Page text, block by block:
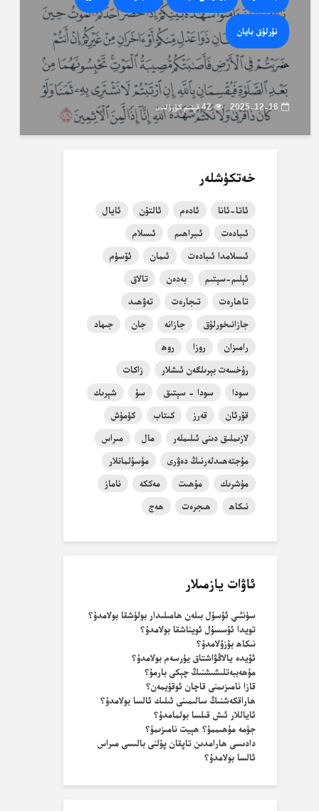
نۇرلۇق بايان
...
2025-12-16 42 قېتىم كۆرۈلدى
خەتكۈشلەر
ئاتا-ئانا ئادەم ئالتۇن
ئايال
ئىبادەت
ئىبراھىم
ئىسلام
ئىسلامدا ئىبادەت
ئىمان
ئۆسۈم
ئېلىم-سېتىم
بەدەن
تالاق
تاھارەت
تىجارەت
تەۋھىد
جازانىخورلۇق
جازانە جان
جىھاد
رامىزان
روزا
روھ
رۇخسەت بېرىلگەن ئىشلار
زاكات
سودا
سودا - سېتىق سۇ
شېرىك
قۇرئان
قەرز كىتاب
كۈمۈش
لازىملىق دىنى ئىلىملەر
مال
مىراس
مۇجتەھىدلەرنىڭ دەۋرى
مۇسۇلمانلار
مۇشرىك
مۇھىت مەككە
ناماز
نىكاھ
ھىجرەت ھەج
ئاۋات يازمىلار
سۈنئىي ئۇسۇل بىلەن ھامىلىدار بولۇشقا بولامدۇ؟
تويدا ئۇسسۇل ئويناشقا بولامدۇ؟
نىكاھ بۇزۇلامدۇ؟
ئۆيدە يالاڭۋاشتاق يۈرسەم بولامدۇ؟
مۇھەببەتلىشىشنىڭ چېكى بارمۇ؟
قازا نامىزىمنى قاچان ئوقۇيمەن؟
ھاراقكەشنىڭ سالىمىنى ئىلىك ئالسا بولامدۇ؟
ئاياللار ئىش قىلسا بولمامدۇ؟
جۈمە مۇھىممۇ؟ ھېيت نامىزىمۇ؟
دادىسى ھارامدىن تاپقان پۇلنى بالىسى مىراس
ئالسا بولامدۇ؟